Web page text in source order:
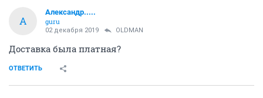
А
Александр.....
guru
02 декабря 2019 OLDMAN
Доставка была платная?
ОТВЕТИТЬ